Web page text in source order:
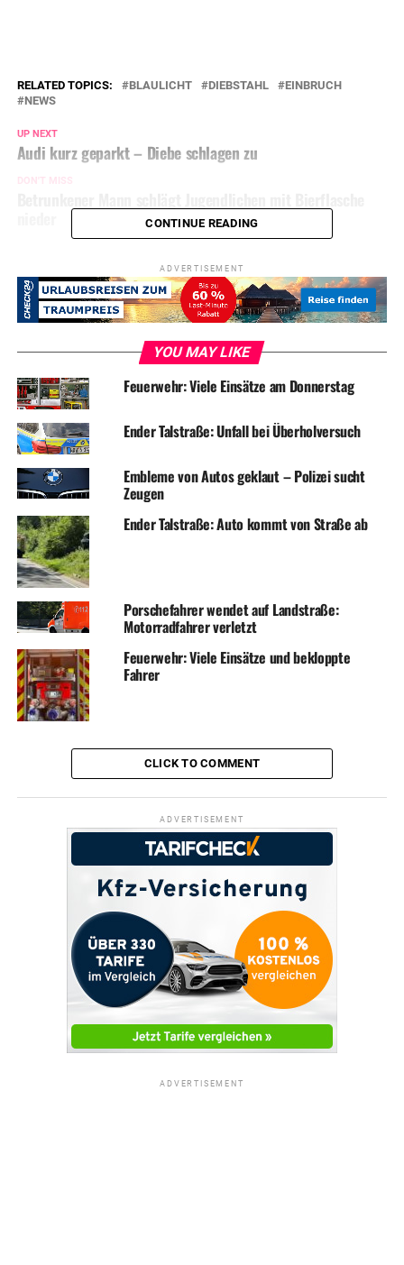
RELATED TOPICS: BLAULICHT DIEBSTAHL
EINBRUCH
NEWS
UP NEXT
Audi kurz geparkt – Diebe schlagen zu
DON'T MISS
CONTINUE READING
ADVERTISEMENT
YOU MAY LIKE
Feuerwehr: Viele Einsätze am Donnerstag
Ender Talstraße: Unfall bei Überholversuch
Embleme von Autos geklaut – Polizei sucht
Zeugen
Ender Talstraße: Auto kommt von Straße ab
Porschefahrer wendet auf Landstraße:
Motorradfahrer verletzt
Feuerwehr: Viele Einsätze und bekloppte
Fahrer
CLICK TO COMMENT
ADVERTISEMENT
ADVERTISEMENT